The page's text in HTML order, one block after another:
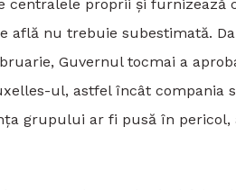
proprii și furnizează
află nu trebuie subestimată.
Guvernul tocmai a
ul, astfel încât compania
grupului ar fi pusă în